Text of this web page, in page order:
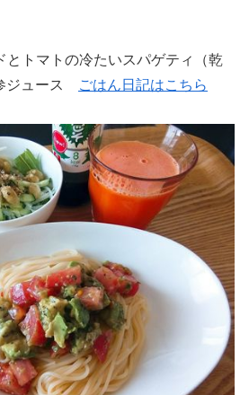
とトマトの冷たいスパゲティ（乾
ジュース
ごはん日記はこちら